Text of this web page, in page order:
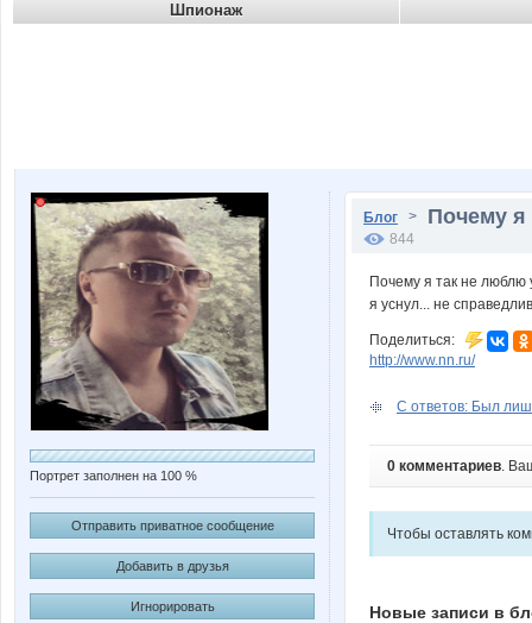
Шпионаж
Портрет заполнен на 100 %
Отправить приватное сообщение
Добавить в друзья
Игнорировать
Блог > Почему я
844
Почему я так не люблю
я уснул... не
Поделиться:
http://www.nn.ru/
С ответов: Был
0 комментариев.
Чтобы оставлять
Новые записи в